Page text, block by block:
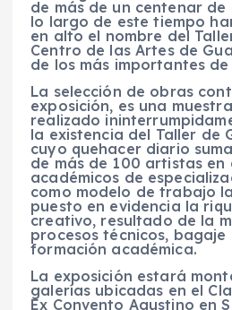
de más de un centenar
lo largo de este tiempo
en alto el nombre del
Centro de las Artes de
de los más importantes de
La selección de obras
exposición, es una
realizado
la existencia del Taller de
cuyo quehacer diario
de más de 100 artistas
académicos de
como modelo de trabajo
puesto en evidencia la
creativo, resultado de la
procesos técnicos,
formación académica.
La exposición estará
galerías ubicadas en el
Ex Convento Agustino en